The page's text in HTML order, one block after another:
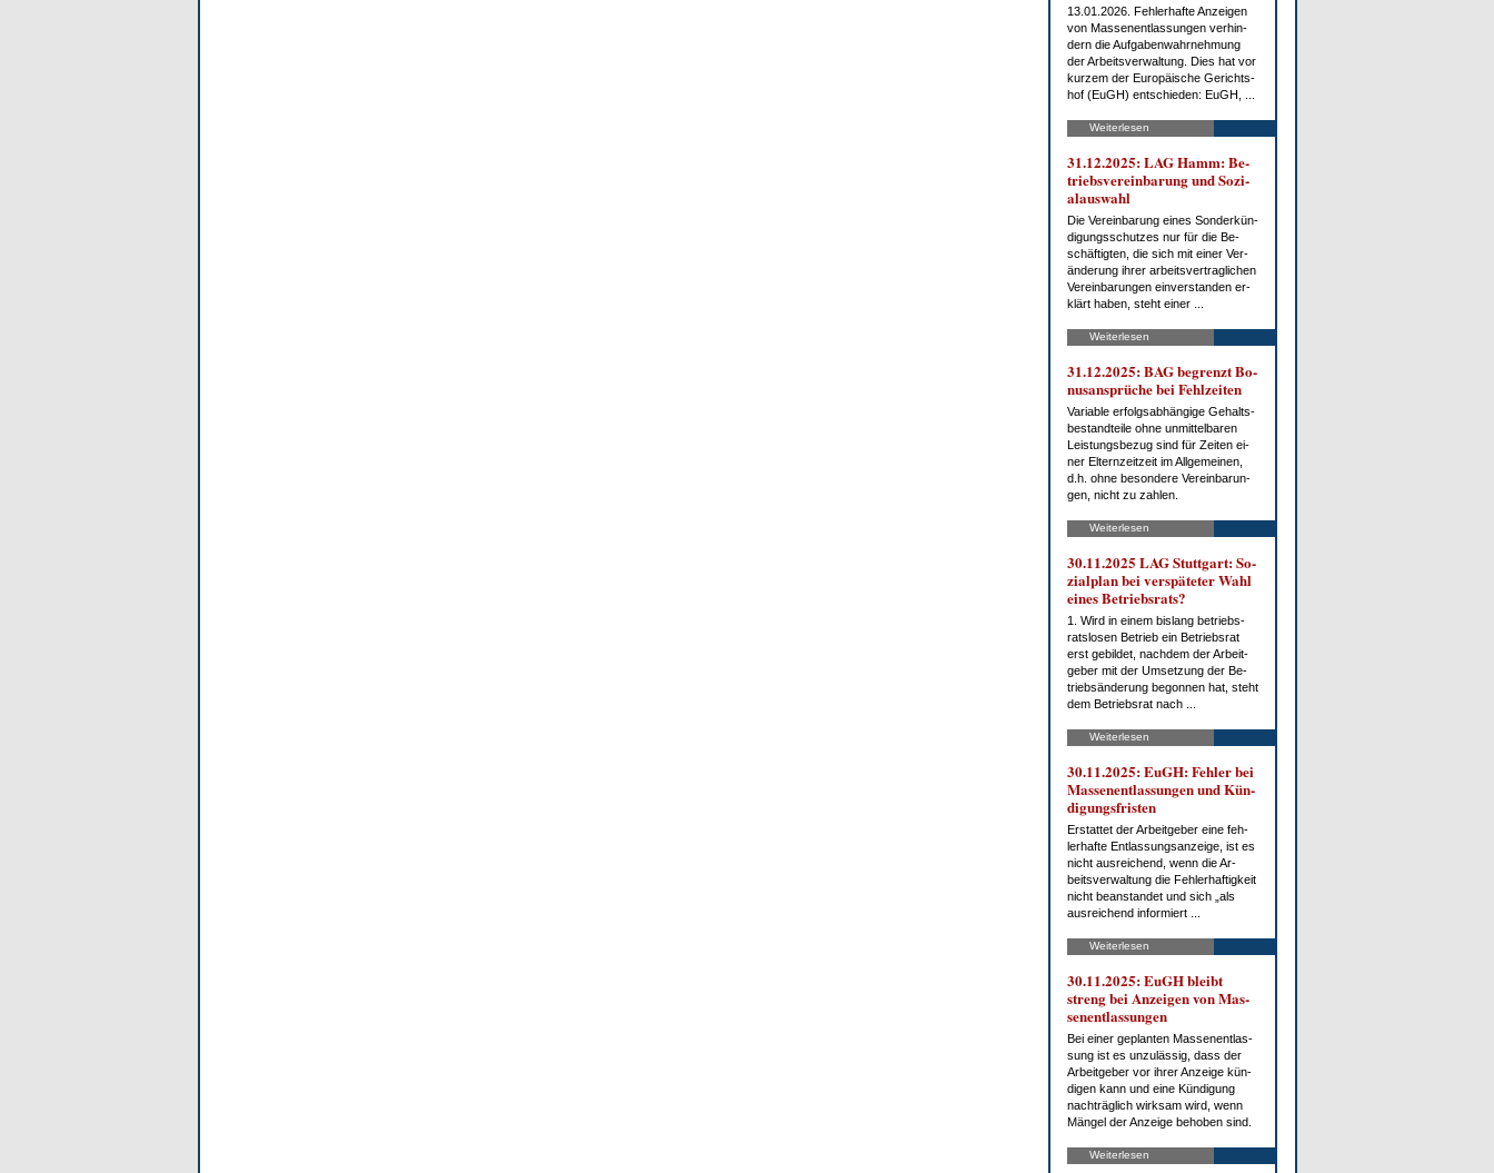
13.01.2026. Feh­ler­haf­te An­zei­gen
von Mas­sen­ent­las­sun­gen ver­hin­
dern die Auf­ga­ben­wahr­neh­mung
der Ar­beits­ver­wal­tung. Dies hat vor
kur­zem der Eu­ro­päi­sche Ge­richts­
hof (EuGH) ent­schie­den: EuGH, ...
Weiterlesen
31.12.2025: LAG Hamm: Be­
triebs­ver­ein­ba­rung und So­zi­
al­aus­wahl
Die Ver­ein­ba­rung ei­nes Son­der­kün­
di­gungs­schut­zes nur für die Be­
schäf­tig­ten, die sich mit ei­ner Ver­
än­de­rung ih­rer ar­beits­ver­trag­li­chen
Ver­ein­ba­run­gen ein­ver­stan­den er­
klärt ha­ben, steht ei­ner ...
Weiterlesen
31.12.2025: BAG be­grenzt Bo­
nus­an­sprü­che bei Fehl­zei­ten
Va­ria­ble er­folgs­ab­hän­gi­ge Ge­halts­
be­stand­tei­le oh­ne un­mit­tel­ba­ren
Leis­tungs­be­zug sind für Zei­ten ei­
ner El­tern­zeit­zeit im All­ge­mei­nen,
d.h. oh­ne be­son­de­re Ver­ein­ba­run­
gen, nicht zu zah­len.
Weiterlesen
30.11.2025 LAG Stutt­gart: So­
zi­al­plan bei ver­spä­te­ter Wahl
ei­nes Be­triebs­rats?
1. Wird in ei­nem bis­lang be­triebs­
rats­lo­sen Be­trieb ein Be­triebs­rat
erst ge­bil­det, nach­dem der Ar­beit­
ge­ber mit der Um­set­zung der Be­
trieb­s­än­de­rung be­gon­nen hat, steht
dem Be­triebs­rat nach ...
Weiterlesen
30.11.2025: EuGH: Feh­ler bei
Mas­sen­ent­las­sun­gen und Kün­
di­gungs­fris­ten
Er­stat­tet der Ar­beit­ge­ber ei­ne feh­
ler­haf­te Ent­las­sungs­an­zei­ge, ist es
nicht aus­rei­chend, wenn die Ar­
beits­ver­wal­tung die Feh­ler­haf­tig­keit
nicht be­an­stan­det und sich „als
aus­rei­chend in­for­miert ...
Weiterlesen
30.11.2025: EuGH bleibt
streng bei An­zei­gen von Mas­
sen­ent­las­sun­gen
Bei ei­ner ge­plan­ten Mas­sen­ent­las­
sung ist es un­zu­läs­sig, dass der
Ar­beit­ge­ber vor ih­rer An­zei­ge kün­
di­gen kann und ei­ne Kün­di­gung
nach­träg­lich wirk­sam wird, wenn
Män­gel der An­zei­ge be­ho­ben sind.
Weiterlesen